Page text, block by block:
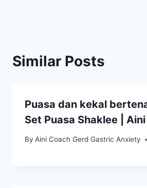
Similar Posts
Puasa dan kekal
Set Puasa Shaklee |
By Aini Coach Gerd Gastric Anxiety